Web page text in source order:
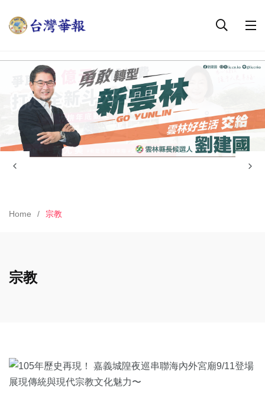
Home 宗教
宗教